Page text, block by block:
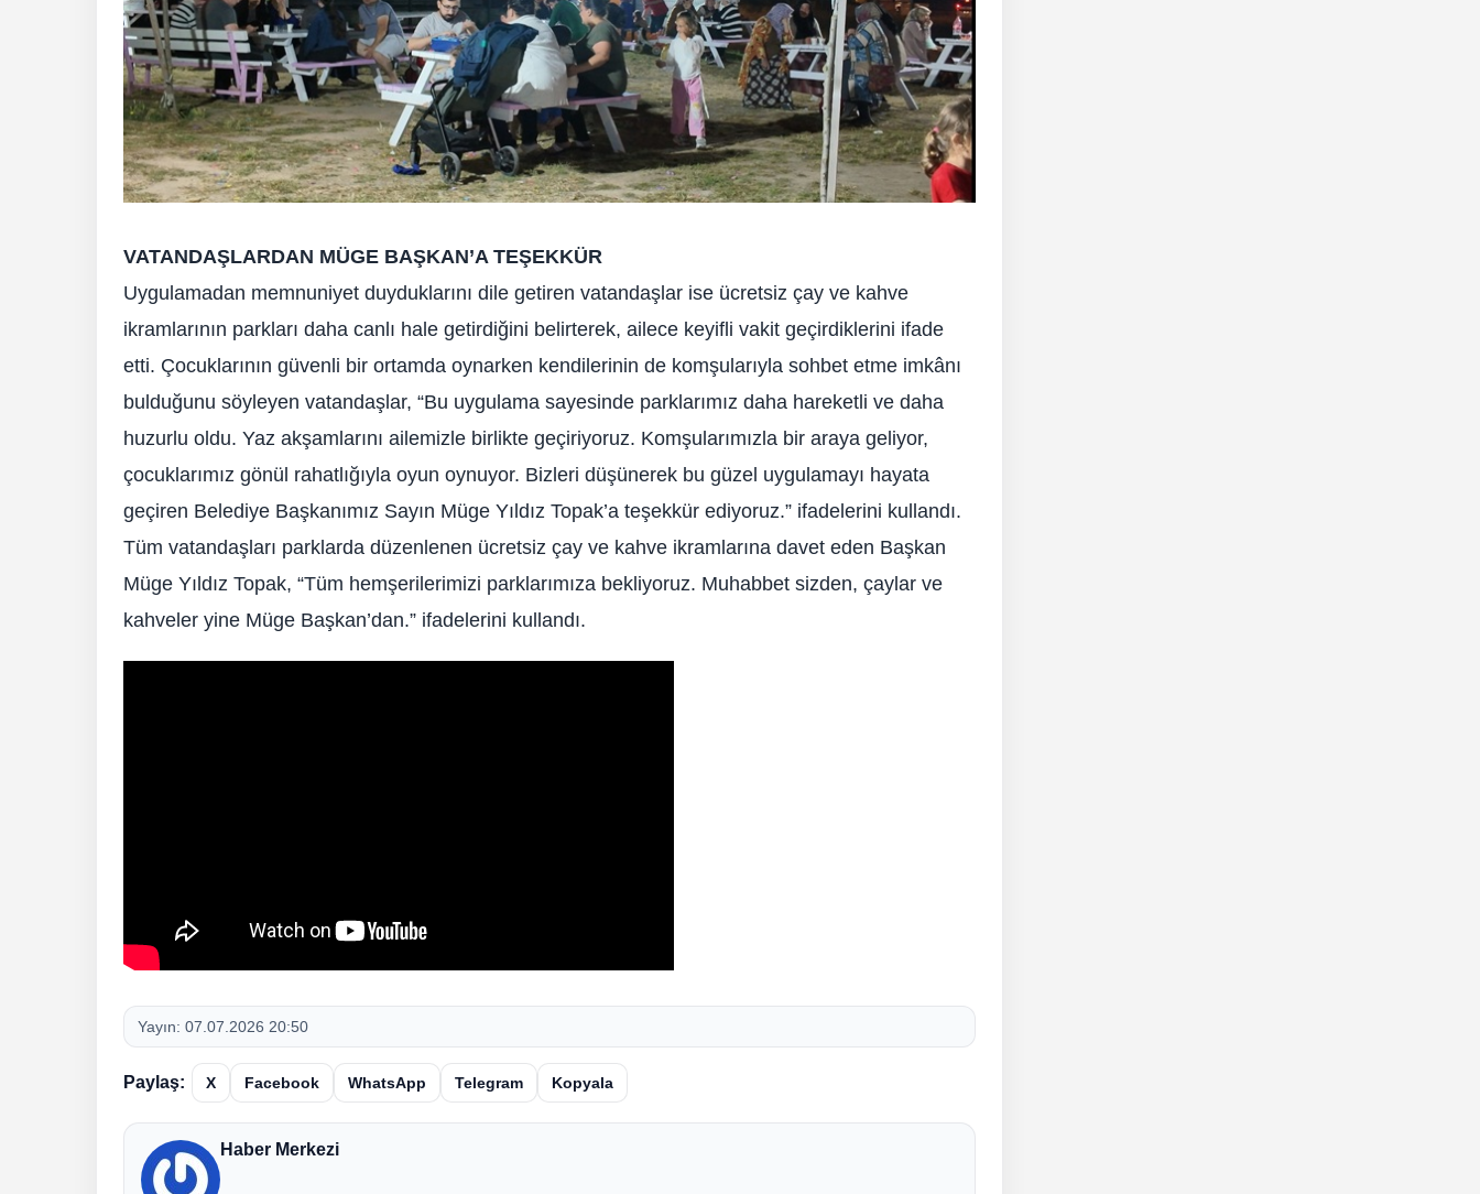
VATANDAŞLARDAN MÜGE BAŞKAN’A TEŞEKKÜR
Uygulamadan memnuniyet duyduklarını dile getiren vatandaşlar ise ücretsiz çay ve kahve
ikramlarının parkları daha canlı hale getirdiğini belirterek, ailece keyifli vakit geçirdiklerini ifade
etti. Çocuklarının güvenli bir ortamda oynarken kendilerinin de komşularıyla sohbet etme imkânı
bulduğunu söyleyen vatandaşlar, “Bu uygulama sayesinde parklarımız daha hareketli ve daha
huzurlu oldu. Yaz akşamlarını ailemizle birlikte geçiriyoruz. Komşularımızla bir araya geliyor,
çocuklarımız gönül rahatlığıyla oyun oynuyor. Bizleri düşünerek bu güzel uygulamayı hayata
geçiren Belediye Başkanımız Sayın Müge Yıldız Topak’a teşekkür ediyoruz.” ifadelerini kullandı.
Tüm vatandaşları parklarda düzenlenen ücretsiz çay ve kahve ikramlarına davet eden Başkan
Müge Yıldız Topak, “Tüm hemşerilerimizi parklarımıza bekliyoruz. Muhabbet sizden, çaylar ve
kahveler yine Müge Başkan’dan.” ifadelerini kullandı.
Yayın: 07.07.2026 20:50
Paylaş: X Facebook WhatsApp Telegram Kopyala
Haber Merkezi